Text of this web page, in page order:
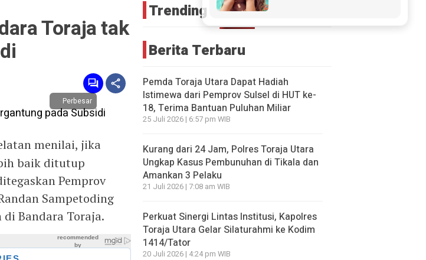
Toraja tak
Perbesar
menilai, jika
baik ditutup
Pemprov
Sampetoding
Bandara Toraja.
Trending
Berita Terbaru
Pemda Toraja Utara Dapat Hadiah
Istimewa dari Pemprov Sulsel di HUT ke-
18, Terima Bantuan Puluhan Miliar
25 Juli 2026 | 6:57 pm WIB
Kurang dari 24 Jam, Polres Toraja Utara
Ungkap Kasus Pembunuhan di Tikala dan
Amankan 3 Pelaku
21 Juli 2026 | 7:08 am WIB
Perkuat Sinergi Lintas Institusi, Kapolres
Toraja Utara Gelar Silaturahmi ke Kodim
1414/Tator
20 Juli 2026 | 4:24 pm WIB